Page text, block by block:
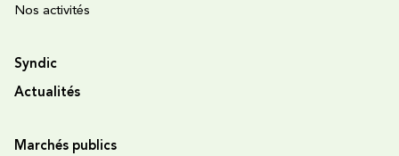
Nos activités
Syndic
Actualités
Marchés publics